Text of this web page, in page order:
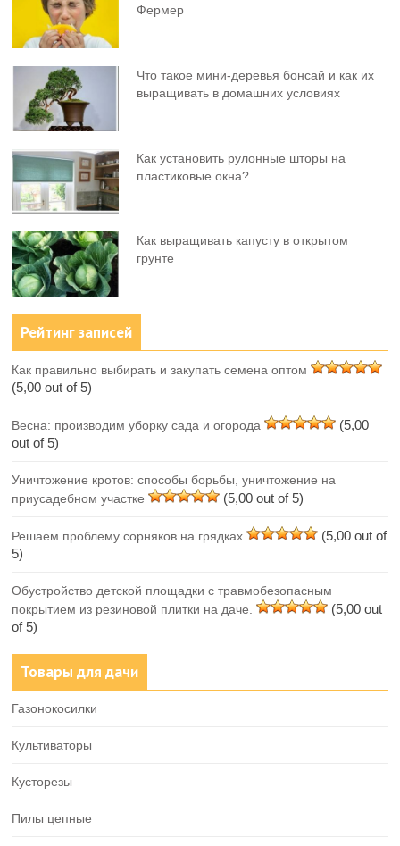
Фермер
Что такое мини-деревья бонсай и как их
выращивать в домашних условиях
Как установить рулонные шторы на
пластиковые окна?
Как выращивать капусту в открытом
грунте
Рейтинг записей
Как правильно выбирать и закупать семена оптом
(5,00 out of 5)
Весна: производим уборку сада и огорода
(5,00
out of 5)
Уничтожение кротов: способы борьбы, уничтожение на
приусадебном участке
(5,00 out of 5)
Решаем проблему сорняков на грядках
(5,00 out of
5)
Обустройство детской площадки с травмобезопасным
покрытием из резиновой плитки на даче.
(5,00 out
of 5)
Товары для дачи
Газонокосилки
Культиваторы
Кусторезы
Пилы цепные